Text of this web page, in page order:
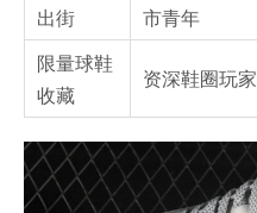
出街
市青年
限量球鞋
收藏
资深鞋圈玩家